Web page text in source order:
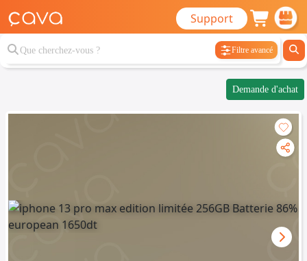
Support
Filtre avancé
Demande d'achat